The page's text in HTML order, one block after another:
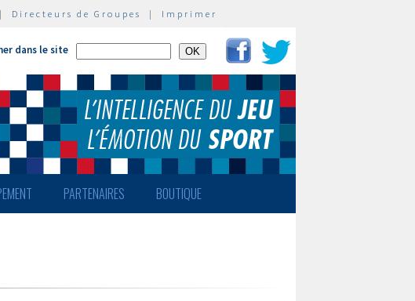
Directeurs de Groupes | Imprimer
dans le site
PARTENAIRES BOUTIQUE